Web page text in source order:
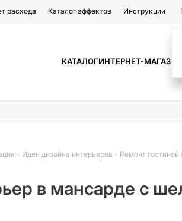
расхода Каталог эффектов Инструкции
КАТАЛОГИНТЕРНЕТ-МАГАЗИН
- Идеи дизайна интерьеров - Ремонт
в мансарде с